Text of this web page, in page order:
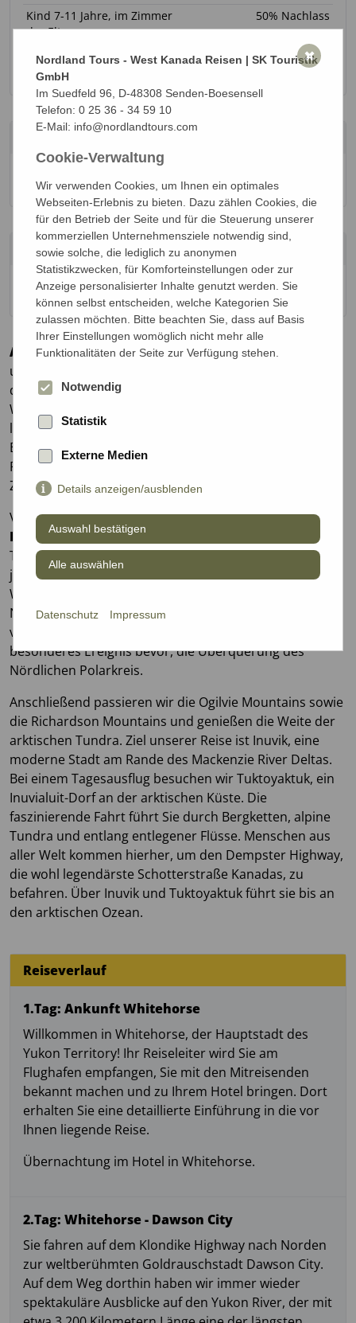
Kind 7-11 Jahre, im Zimmer
der Eltern
50% Nachlass
Kind 12-17 Jahre, im
Zimmer der Eltern
25% Nachlass
Passende Reisen:
(7 Tage ab / bis Whitehorse)
Passende Links:
Condor Flug Frankfurt nach Whitehorse
Arctic Ocean Dream & Dempster Highway
ultimative Roadtrip durch den Norden Kanadas! Auf
diesem einwöchigen Abenteuer besuchen Sie
Whitehorse, die Hauptstadt des Yukon, sowie die
legendäre Goldrauschstadt Dawson City. Beim
Bummeln durch die Stadt führen uns die historischen
Restaurants, Tanzsäle und Saloons in vergangene
Zeiten zurück.
Von Dawson aus fahren wir auf dem berühmten
Dempster Highwaynach Norden durch die
Tombstone Mountains, die zu den erdgeschichtlich
jüngsten und rauesten Gipfeln Nordamerikas gehören.
Wir erreichen unser Hotel in Eagle Plains, wo wir die
Nacht unter der nie untergehen „Midnight Sun“
verbringen werden. Am nächsten Tag steht uns ein
besonderes Ereignis bevor, die Überquerung des
Nördlichen Polarkreis.
Anschließend passieren wir die Ogilvie Mountains sowie
die Richardson Mountains und genießen die Weite der
arktischen Tundra. Ziel unserer Reise ist Inuvik, eine
moderne Stadt am Rande des Mackenzie River Deltas.
Bei einem Tagesausflug besuchen wir Tuktoyaktuk, ein
Inuvialuit-Dorf an der arktischen Küste. Die
faszinierende Fahrt führt Sie durch Bergketten, alpine
Tundra und entlang entlegener Flüsse. Menschen aus
aller Welt kommen hierher, um den Dempster Highway,
die wohl legendärste Schotterstraße Kanadas, zu
befahren. Über Inuvik und Tuktoyaktuk führt sie bis an
den arktischen Ozean.
Reiseverlauf
1.Tag: Ankunft Whitehorse
Willkommen in Whitehorse, der Hauptstadt des
Yukon Territory! Ihr Reiseleiter wird Sie am
Flughafen empfangen, Sie mit den Mitreisenden
bekannt machen und zu Ihrem Hotel bringen. Dort
erhalten Sie eine detaillierte Einführung in die vor
Ihnen liegende Reise.
Übernachtung im Hotel in Whitehorse.
2.Tag: Whitehorse - Dawson City
Sie fahren auf dem Klondike Highway nach Norden
zur weltberühmten Goldrauschstadt Dawson City.
Auf dem Weg dorthin haben wir immer wieder
spektakuläre Ausblicke auf den Yukon River, der mit
Nordland Tours - West Kanada Reisen | SK Touristik
GmbH
Im Suedfeld 96, D-48308 Senden-Boesensell
Telefon: 0 25 36 - 34 59 10
E-Mail: info@nordlandtours.com
Cookie-Verwaltung
Wir verwenden Cookies, um Ihnen ein optimales
Webseiten-Erlebnis zu bieten. Dazu zählen Cookies, die
für den Betrieb der Seite und für die Steuerung unserer
kommerziellen Unternehmensziele notwendig sind,
sowie solche, die lediglich zu anonymen
Statistikzwecken, für Komforteinstellungen oder zur
Anzeige personalisierter Inhalte genutzt werden. Sie
können selbst entscheiden, welche Kategorien Sie
zulassen möchten. Bitte beachten Sie, dass auf Basis
Ihrer Einstellungen womöglich nicht mehr alle
Funktionalitäten der Seite zur Verfügung stehen.
Notwendig
Statistik
Externe Medien
Details anzeigen/ausblenden
Auswahl bestätigen
Alle auswählen
Datenschutz Impressum
✖